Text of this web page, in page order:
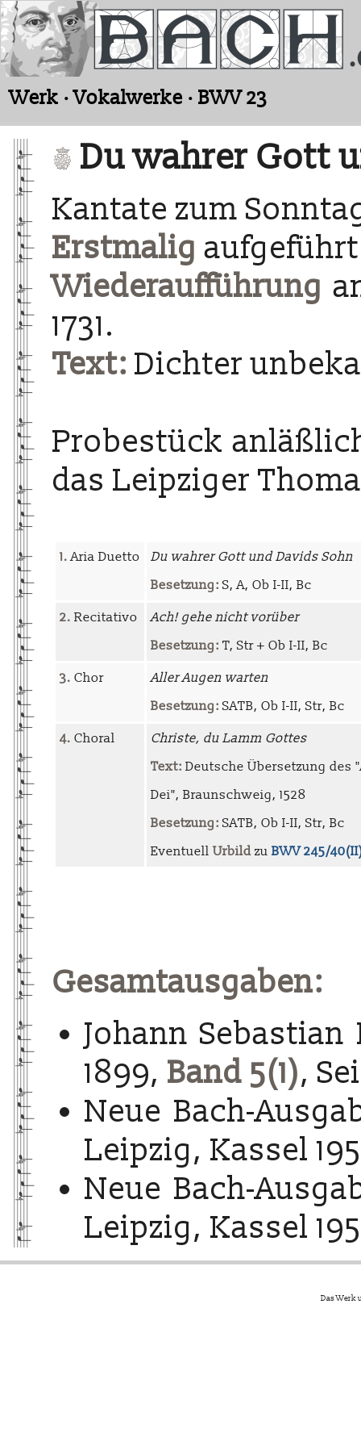
Werk · Vokalwerke · BWV 23
Du wahrer Gott
Kantate zum
Erstmalig aufgeführt
Wiederaufführung
1731.
Text: Dichter
Probestück
das Leipziger
1.Aria Duetto
Du wahrer Gott und Davids Sohn
Besetzung: S, A, Ob I-II, Bc
2. Recitativo
Ach! gehe nicht vorüber
Besetzung: T, Str + Ob I-II, Bc
3. Chor
Aller Augen warten
Besetzung: SATB, Ob I-II, Str, Bc
4. Choral
Christe, du Lamm Gottes
Text: Deutsche Übersetzung des
Dei", Braunschweig, 1528
Besetzung: SATB, Ob I-II, Str, Bc
Eventuell Urbild zu BWV 245/
Gesamtausgaben:
Johann Sebastian
1899, Band 5(1),
Neue Bach-
Leipzig, Kassel
Neue Bach-
Leipzig, Kassel
Das Werk